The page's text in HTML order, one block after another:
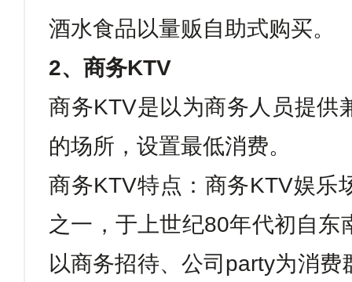
酒水食品以量贩自助式购买。
2、商务KTV
商务KTV是以为商务人员提供
的场所，设置最低消费。
商务KTV特点：商务KTV娱乐
之一，于上世纪80年代初自东
以商务招待、公司 party为消费